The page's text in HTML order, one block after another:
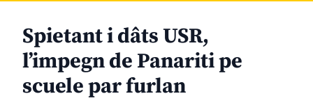
Spietant i dâts USR,
l’impegn de Panariti pe
scuele par furlan